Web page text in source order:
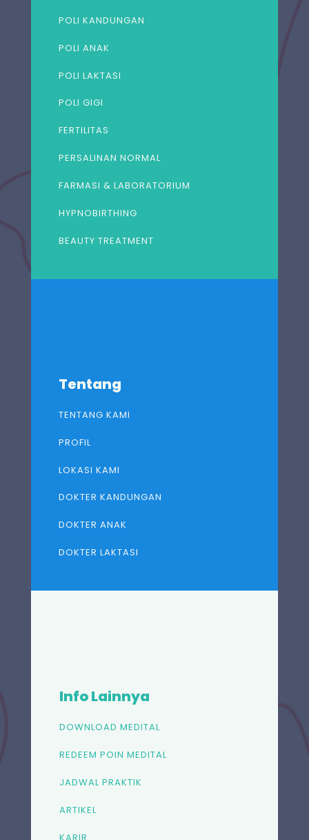
POLI KANDUNGAN
POLI ANAK
POLI LAKTASI
POLI GIGI
FERTILITAS
PERSALINAN NORMAL
FARMASI & LABORATORIUM
HYPNOBIRTHING
BEAUTY TREATMENT
Tentang
TENTANG KAMI
PROFIL
LOKASI KAMI
DOKTER KANDUNGAN
DOKTER ANAK
DOKTER LAKTASI
Info Lainnya
DOWNLOAD MEDITAL
REDEEM POIN MEDITAL
JADWAL PRAKTIK
ARTIKEL
KARIR